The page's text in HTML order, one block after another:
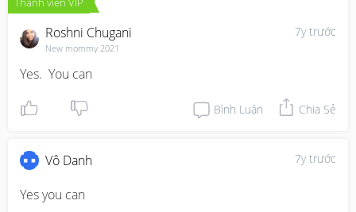
7y trước
Roshni Chugani
New mommy 2021
Yes.  You can
Bình Luận Chia Sẻ
7y trước
Vô Danh
Yes you can